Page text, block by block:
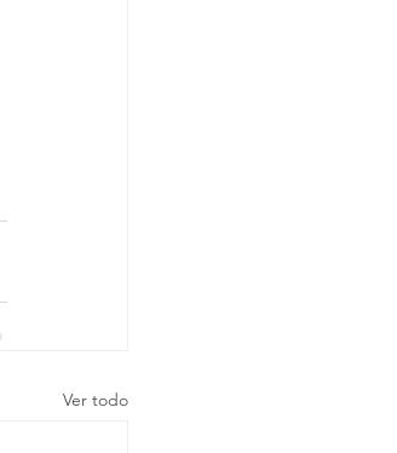
Ver todo